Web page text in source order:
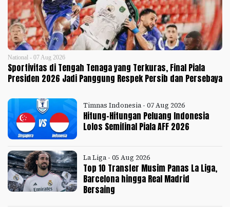
National - 07 Aug 2026
Sportivitas di Tengah Tenaga yang Terkuras, Final Piala
Presiden 2026 Jadi Panggung Respek Persib dan Persebaya
Timnas Indonesia - 07 Aug 2026
Hitung-Hitungan Peluang Indonesia
Lolos Semifinal Piala AFF 2026
La Liga - 05 Aug 2026
Top 10 Transfer Musim Panas La Liga,
Barcelona hingga Real Madrid
Bersaing